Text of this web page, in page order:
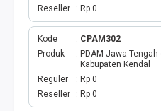
TAGIHAN INTERNET
TAGIHAN BELANJA
CETAK VOUCHER
Reseller
Rp 0
Kode
CPAM302
Produk
PDAM Jawa Tengah
Kabupaten Kendal
Reguler
Rp 0
Reseller
Rp 0